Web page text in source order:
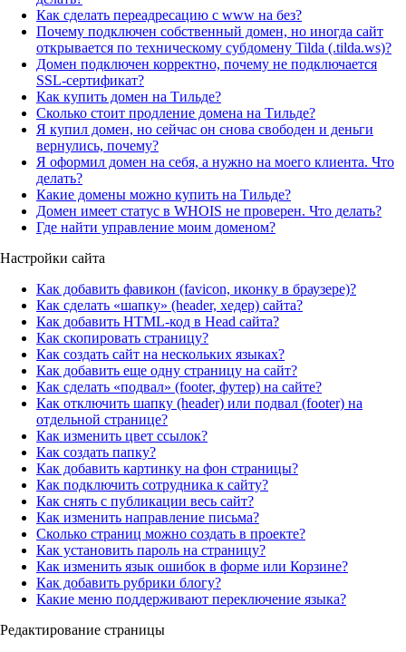
Как сделать переадресацию с www на без?
Почему подключен собственный домен, но иногда сайт
открывается по техническому субдомену Tilda (.tilda.ws)?
Домен подключен корректно, почему не подключается
SSL-сертификат?
Как купить домен на Тильде?
Сколько стоит продление домена на Тильде?
Я купил домен, но сейчас он снова свободен и деньги
вернулись, почему?
Я оформил домен на себя, а нужно на моего клиента. Что
делать?
Какие домены можно купить на Тильде?
Домен имеет статус в WHOIS не проверен. Что делать?
Где найти управление моим доменом?
Настройки сайта
Как добавить фавикон (favicon, иконку в браузере)?
Как сделать «шапку» (header, хедер) сайта?
Как добавить HTML-код в Head сайта?
Как скопировать страницу?
Как создать сайт на нескольких языках?
Как добавить еще одну страницу на сайт?
Как сделать «подвал» (footer, футер) на сайте?
Как отключить шапку (header) или подвал (footer) на
отдельной странице?
Как изменить цвет ссылок?
Как создать папку?
Как добавить картинку на фон страницы?
Как подключить сотрудника к сайту?
Как снять с публикации весь сайт?
Как изменить направление письма?
Сколько страниц можно создать в проекте?
Как установить пароль на страницу?
Как изменить язык ошибок в форме или Корзине?
Как добавить рубрики блогу?
Какие меню поддерживают переключение языка?
Редактирование страницы